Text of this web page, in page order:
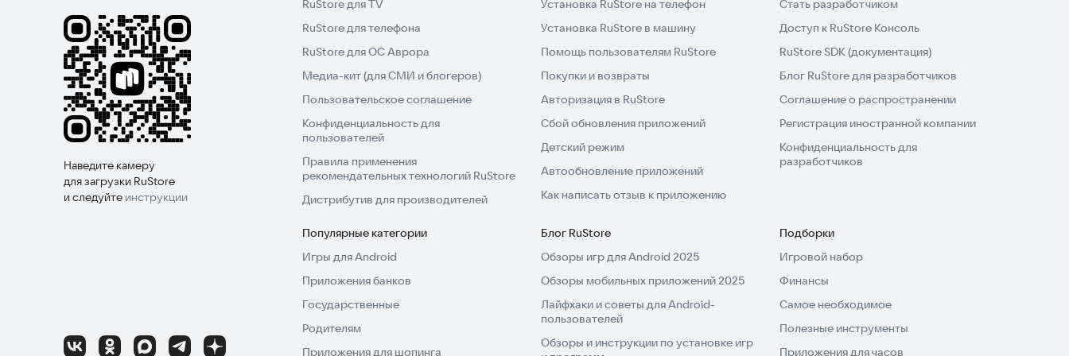
Наведите камеру
для загрузки RuStore
и следуйте инструкции
RuStore для TV
RuStore для телефона
RuStore для ОС Аврора
Медиа-кит (для СМИ и блогеров)
Пользовательское соглашение
Конфиденциальность для
пользователей
Правила применения
рекомендательных технологий RuStore
Дистрибутив для производителей
Установка RuStore на телефон
Установка RuStore в машину
Помощь пользователям RuStore
Покупки и возвраты
Авторизация в RuStore
Сбой обновления приложений
Детский режим
Автообновление приложений
Как написать отзыв к приложению
Стать разработчиком
Доступ к RuStore Консоль
RuStore SDK (документация)
Блог RuStore для разработчиков
Соглашение о распространении
Регистрация иностранной компании
Конфиденциальность для
разработчиков
Популярные категории
Игры для Android
Приложения банков
Государственные
Родителям
Приложения для шопинга
Блог RuStore
Обзоры игр для Android 2025
Обзоры мобильных приложений 2025
Лайфхаки и советы для Android-
пользователей
Обзоры и инструкции по установке игр
Подборки
Игровой набор
Финансы
Самое необходимое
Полезные инструменты
Приложения для часов